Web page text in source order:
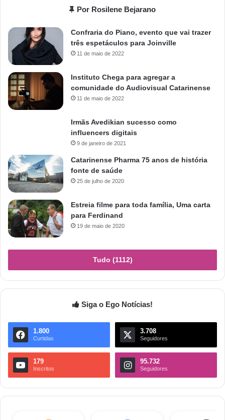
Por Rosilene Bejarano
Confraria do Piano, evento que vai trazer
três espetáculos para Joinville
11 de maio de 2022
Instituto Chega para agregar a
comunidade do Audiovisual Catarinense
11 de maio de 2022
Irmãs Avedikian sucesso como
influencers digitais
9 de janeiro de 2021
Catarinense Pharma 75 anos de história
fonte de saúde
25 de julho de 2020
Estreia filme para toda família, Uma carta
para Ferdinand
19 de maio de 2020
Tudo (1112)
Siga o Ego Notícias!
1.800
Curtidas
3.708
Seguidores
179
Inscritos
95.732
Seguidores